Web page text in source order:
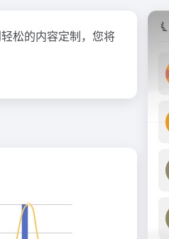
松的内容定制，您将